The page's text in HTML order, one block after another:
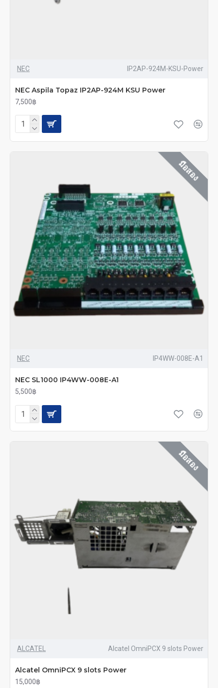
NEC IP2AP-924M-KSU-Power
NEC Aspila Topaz IP2AP-924M KSU Power
7,500฿
มือสอง
NEC IP4WW-008E-A1
NEC SL1000 IP4WW-008E-A1
5,500฿
มือสอง
ALCATEL Alcatel OmniPCX 9 slots Power
Alcatel OmniPCX 9 slots Power
15,000฿